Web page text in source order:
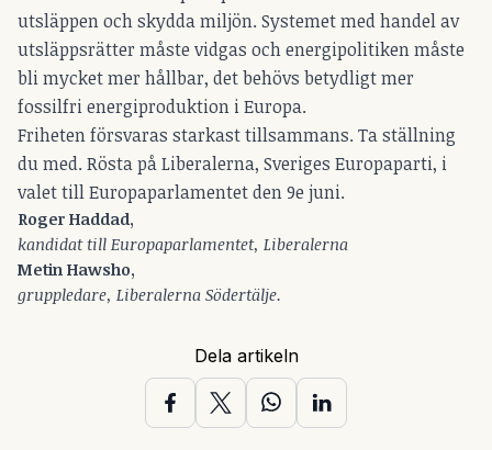
utsläppen och skydda miljön. Systemet med handel av
utsläppsrätter måste vidgas och energipolitiken måste
bli mycket mer hållbar, det behövs betydligt mer
fossilfri energiproduktion i Europa.
Friheten försvaras starkast tillsammans. Ta ställning
du med. Rösta på Liberalerna, Sveriges Europaparti, i
valet till Europaparlamentet den 9e juni.
Roger Haddad,
kandidat till Europaparlamentet, Liberalerna
Metin Hawsho,
gruppledare, Liberalerna Södertälje.
Dela artikeln